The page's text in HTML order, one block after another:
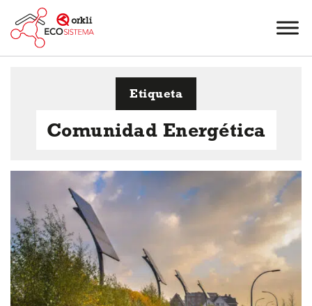
Etiqueta
Comunidad Energética